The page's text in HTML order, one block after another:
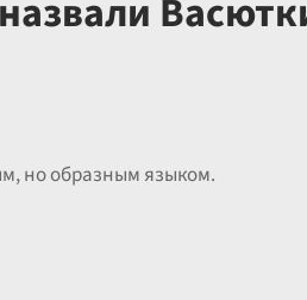
но образным языком.